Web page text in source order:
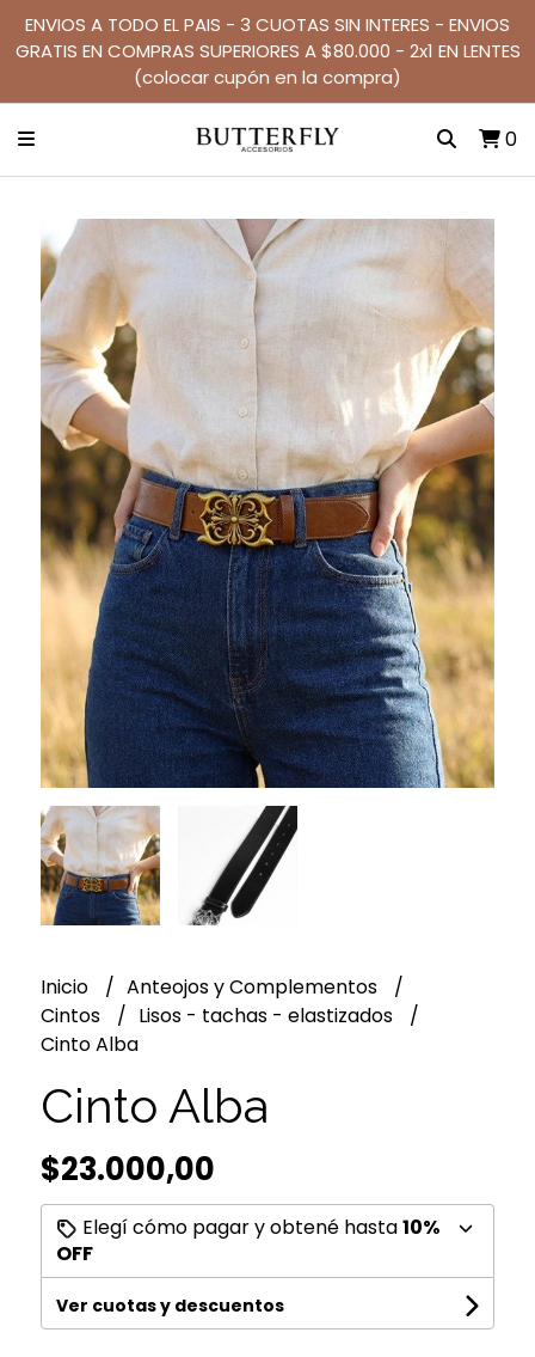
ENVIOS A TODO EL PAIS - 3 CUOTAS SIN INTERES - ENVIOS
GRATIS EN COMPRAS SUPERIORES A $80.000 - 2x1 EN LENTES
(colocar cupón en la compra)
0
Inicio
Anteojos y Complementos
Cintos
Lisos - tachas - elastizados
Cinto Alba
Cinto Alba
$23.000,00
Elegí cómo pagar y obtené hasta10%
OFF
Ver cuotas y descuentos